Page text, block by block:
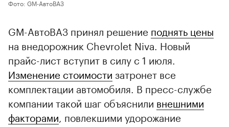
Фото: GM-АвтоВАЗ
GM-АвтоВАЗ принял решение поднять цены
на внедорожник Chevrolet Niva. Новый
прайс-лист вступит в силу с 1 июля.
Изменение стоимости затронет все
комплектации автомобиля. В пресс-службе
компании такой шаг объяснили внешними
факторами , повлекшими удорожание